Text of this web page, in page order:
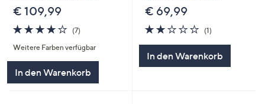
€ 109,99
3.9
von
5
(7)
Weitere Farben verfügbar
In den Warenkorb
€ 69,99
2.0
von
(1)1
In den Warenkorb